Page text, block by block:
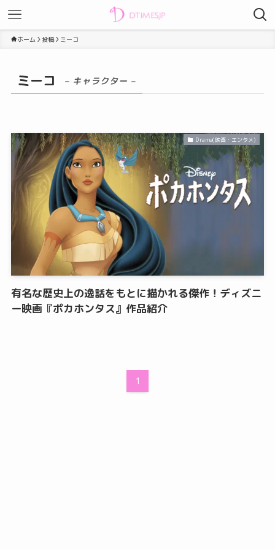
ホーム 投稿 ミーコ
ミーコ – キャラクター –
Drama(映画・エンタメ)
有名な歴史上の逸話をもとに描かれる傑作！ディズニ
ー映画『ポカホンタス』作品紹介
1